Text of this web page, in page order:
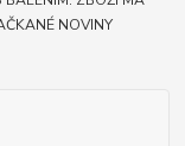
NOVINY